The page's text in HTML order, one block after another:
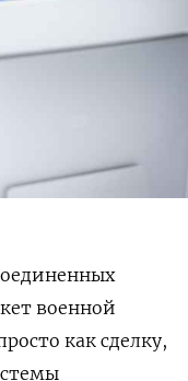
военной
как сделку,